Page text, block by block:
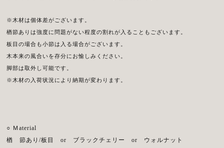
※木材は個体差がございます。
楢節ありは強度に問題がない程度の割れが入ることもございます。
板目の場合も小節は入る場合がございます。
木本来の風合いを存分にお愉しみください。
脚部は取外し可能です。
※木材の入荷状況により納期が変わります。
○ Ｍaterial
楢 節あり/板目 or ブラックチェリー or ウォルナット